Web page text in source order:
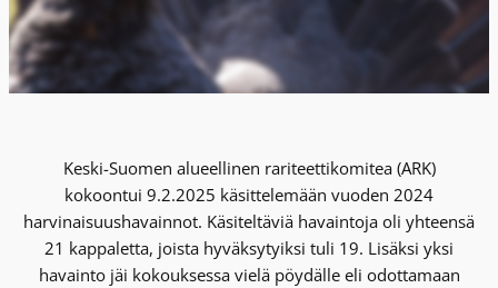
Keski-Suomen alueellinen rariteettikomitea (ARK)
kokoontui 9.2.2025 käsittelemään vuoden 2024
harvinaisuushavainnot. Käsiteltäviä havaintoja oli yhteensä
21 kappaletta, joista hyväksytyiksi tuli 19. Lisäksi yksi
havainto jäi kokouksessa vielä pöydälle eli odottamaan